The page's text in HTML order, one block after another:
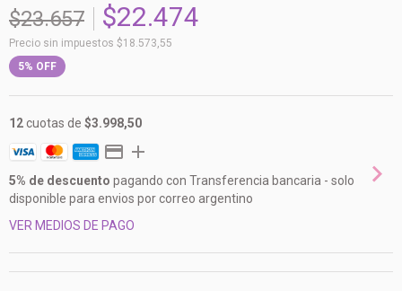
$23.657 $22.474
Precio sin impuestos $18.573,55
5% OFF
12cuotas de $3.998,50
5% de descuento pagando con Transferencia bancaria - solo
disponible para envios por correo argentino
VER MEDIOS DE PAGO